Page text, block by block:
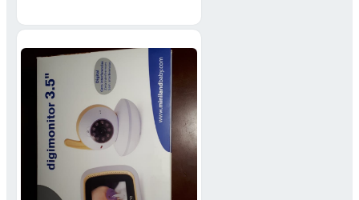
TIPO DE LENTEObjetivo
(APERTURA MÁXIMA)F3,0
(G) - 5,9 (T)DISTANCIA
FOCALf=4,5-157,5
mmÁNGULO DE VISIÓN
(EQUIVALENTE EN
FORMATO DE 35 MM)82-2
grados, 50 min (25-875 mm)23
DISTANCIA DE ENFOQUE
(DESDE LA PARTE
FRONTAL HASTA LA
LENTE)1 cm - infinito (G), 1,5